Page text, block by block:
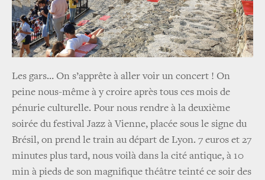
Les gars… On s’apprête à aller voir un concert ! On
peine nous-même à y croire après tous ces mois de
pénurie culturelle. Pour nous rendre à la deuxième
soirée du festival Jazz à Vienne, placée sous le signe du
Brésil, on prend le train au départ de Lyon. 7 euros et 27
minutes plus tard, nous voilà dans la cité antique, à 10
min à pieds de son magnifique théâtre teinté ce soir des